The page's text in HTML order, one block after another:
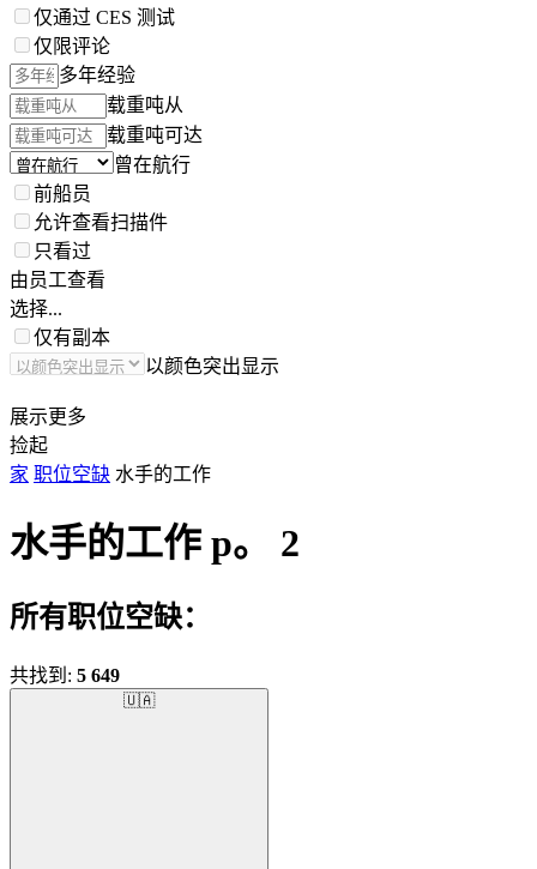
仅通过 CES 测试
仅限评论
多年经验
载重吨从
载重吨可达
曾在航行
前船员
允许查看扫描件
只看过
由员工查看
选择...
仅有副本
以颜色突出显示
展示更多
捡起
家 职位空缺 水手的工作
水手的工作 p。 2
所有职位空缺：
共找到: 5 649
🇺🇦